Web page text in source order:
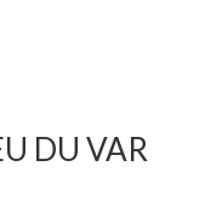
DU VAR